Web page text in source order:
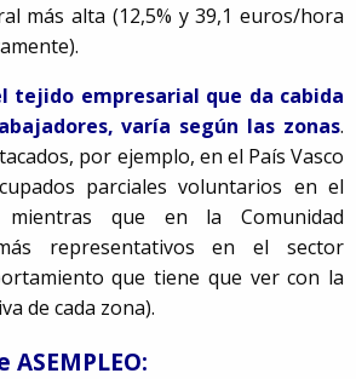
más alta (12,5% y 39,1 euros/hora
tejido empresarial que da cabida
varía según las zonas.
por ejemplo, en el País Vasco
parciales voluntarios en el
mientras que en la Comunidad
representativos en el sector
que tiene que ver con la
de cada zona).
ASEMPLEO: